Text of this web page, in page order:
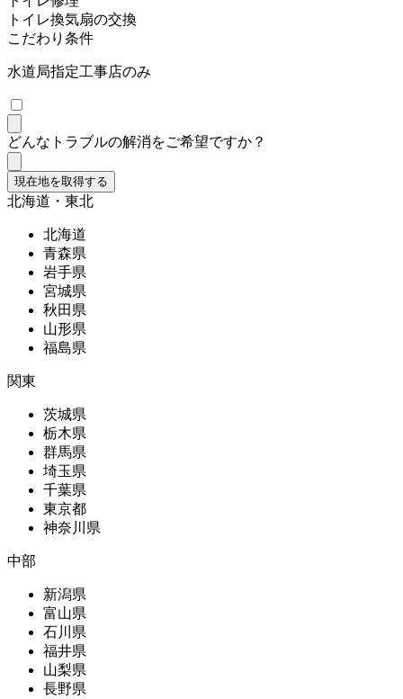
トイレ換気扇の交換
こだわり条件
水道局指定工事店のみ
どんなトラブルの解消をご希望ですか？
現在地を取得する
北海道・東北
北海道
青森県
岩手県
宮城県
秋田県
山形県
福島県
関東
茨城県
栃木県
群馬県
埼玉県
千葉県
東京都
神奈川県
中部
新潟県
富山県
石川県
福井県
山梨県
長野県